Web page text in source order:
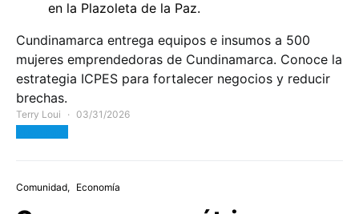
Cundinamarca entrega equipos e insumos a 500
mujeres emprendedoras de Cundinamarca. Conoce la
estrategia ICPES para fortalecer negocios y reducir
brechas.
Terry Loui 03/31/2026
Comunidad Economía